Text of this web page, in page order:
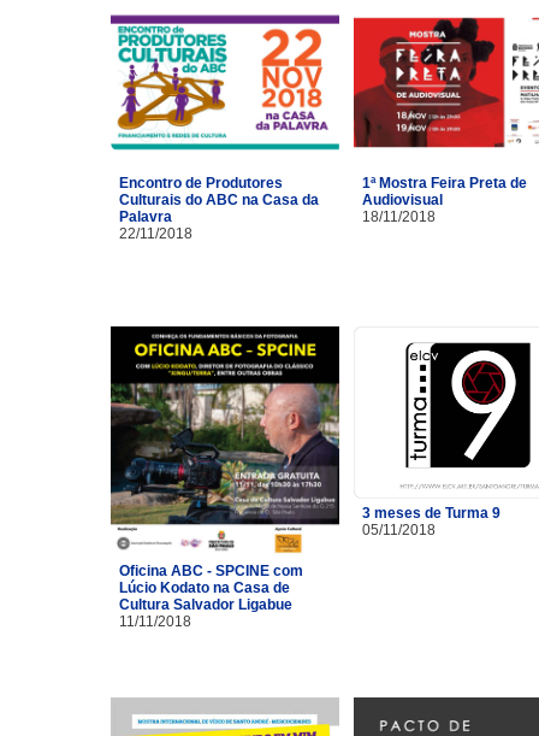
Encontro de Produtores
Culturais do ABC na Casa da
Palavra
22/11/2018
1ª Mostra Feira Preta de
Audiovisual
18/11/2018
Oficina ABC - SPCINE com
Lúcio Kodato na Casa de
Cultura Salvador Ligabue
11/11/2018
3 meses de Turma 9
05/11/2018